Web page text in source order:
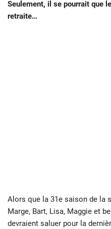
Seulement, il se pourrait que
retraite…
Alors que la 31e saison de la
Marge, Bart, Lisa, Maggie et
devraient saluer pour la